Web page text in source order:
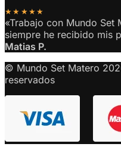
★★★★★
«Trabajo con Mundo Set
siempre he recibido mis
Matias P.
© Mundo Set Matero
reservados